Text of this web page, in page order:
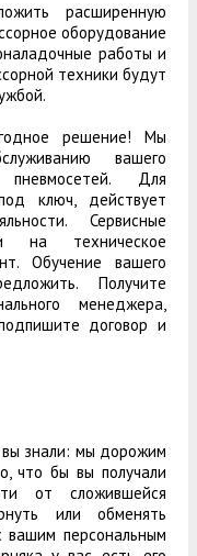
расширенную
оборудование
работы и
техники будут
решение! Мы
вашего
пневмосетей. Для
ключ, действует
Сервисные
на техническое
Обучение вашего
Получите
менеджера,
договор и
знали: мы дорожим
что бы вы получали
от сложившейся
или обменять
вашим персональным